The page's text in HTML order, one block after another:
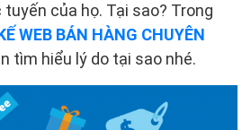
của họ. Tại sao? Trong
WEB BÁN HÀNG CHUYÊN
tìm hiểu lý do tại sao nhé.